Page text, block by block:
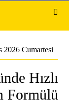
2026 Cumartesi
Hızlı
Formülü